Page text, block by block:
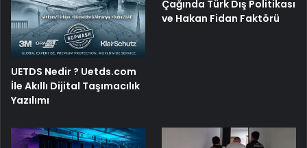
UETDS Nedir ? Uetds.com
İle Akıllı Dijital Taşımacılık
Yazılımı
Çağında Türk Dış Politikası
ve Hakan Fidan Faktörü